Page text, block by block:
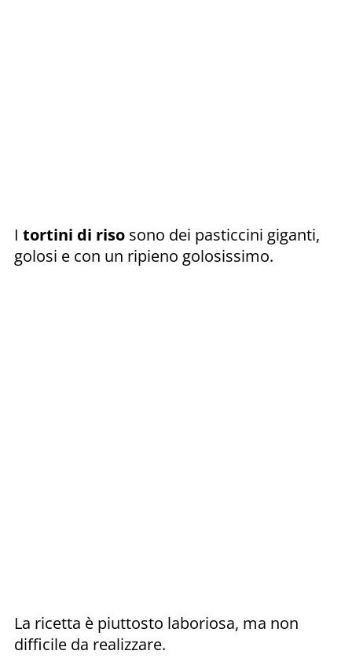
I tortini di riso sono dei pasticcini giganti,
golosi e con un ripieno golosissimo.
La ricetta è piuttosto laboriosa, ma non
difficile da realizzare.